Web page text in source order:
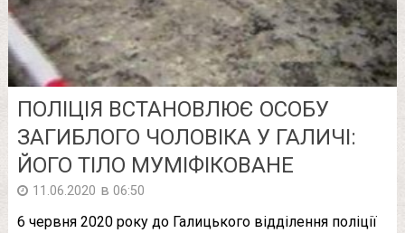
ПОЛІЦІЯ ВСТАНОВЛЮЄ ОСОБУ
ЗАГИБЛОГО ЧОЛОВІКА У ГАЛИЧІ:
ЙОГО ТІЛО МУМІФІКОВАНЕ
11.06.2020 в 06:50
6 червня 2020 року до Галицького відділення поліції